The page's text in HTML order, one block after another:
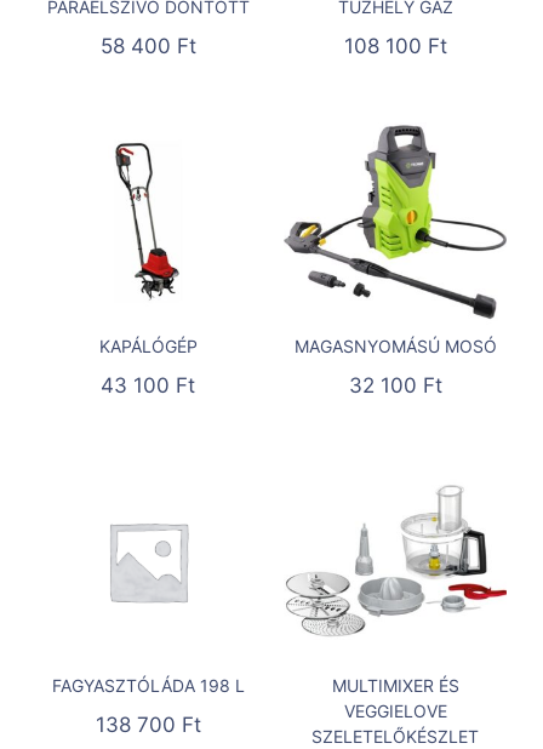
PÁRAELSZÍVÓ DÖNTÖTT
58 400 Ft
TŰZHELY GÁZ
108 100 Ft
KAPÁLÓGÉP
43 100 Ft
MAGASNYOMÁSÚ MOSÓ
32 100 Ft
FAGYASZTÓLÁDA 198 L
138 700 Ft
MULTIMIXER ÉS
VEGGIELOVE
SZELETELŐKÉSZLET